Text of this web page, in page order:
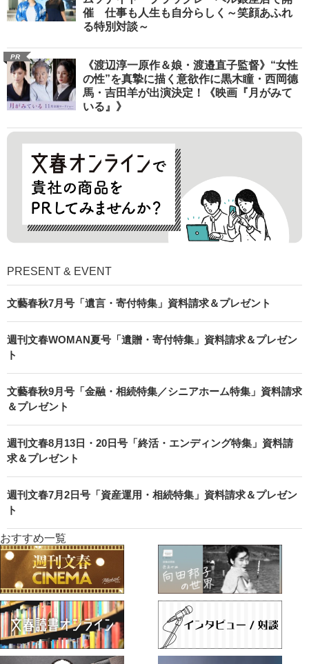
催 仕事も人生も自分らしく～笑顔あふれ
る特別対談～
PR
《渡辺淳一原作＆娘・渡邉直子監督》“女性
の性”を真摯に描く意欲作に黒木瞳・西岡德
馬・吉田羊が出演決定！《映画『月がみて
いる』》
PRESENT & EVENT
文藝春秋7月号「遺言・寄付特集」資料請求＆プレゼント
週刊文春WOMAN夏号「遺贈・寄付特集」資料請求＆プレゼン
ト
文藝春秋9月号「金融・相続特集／シニアホーム特集」資料請求
＆プレゼント
週刊文春8月13日・20日号「終活・エンディング特集」資料請
求＆プレゼント
週刊文春7月2日号「資産運用・相続特集」資料請求＆プレゼン
ト
おすすめ一覧